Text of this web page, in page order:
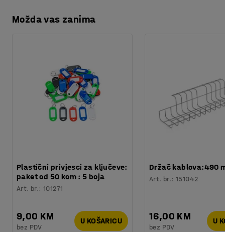
Možda vas zanima
Plastični privjesci za ključeve:
paket od 50 kom : 5 boja
Art. br.:101271
9,00 KM
bez PDV
U KOŠARICU
Držač kablova:490
Art. br.:151042
16,00 KM
bez PDV
U